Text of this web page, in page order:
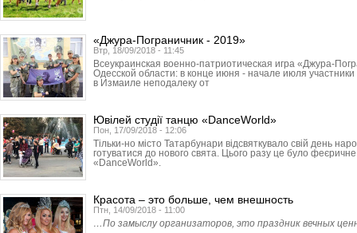
«Джура-Пограничник - 2019»
Втр, 18/09/2018 - 11:45
Всеукраинская военно-патриотическая игра «Джура-
Одесской области: в конце июня - начале июля
в Измаиле неподалеку от
Ювілей студії танцю «DanceWorld»
Пон, 17/09/2018 - 12:06
Тільки-но місто Татарбунари відсвяткувало свій день
готуватися до нового свята. Цього разу це було
«DanceWorld».
Красота – это больше, чем внешность
Птн, 14/09/2018 - 11:00
…По замыслу организаторов, это праздник вечных